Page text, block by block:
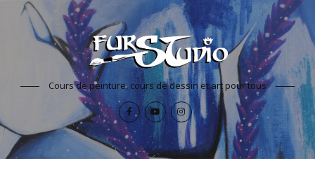
Cours de peinture, cours de dessin et art pour tous